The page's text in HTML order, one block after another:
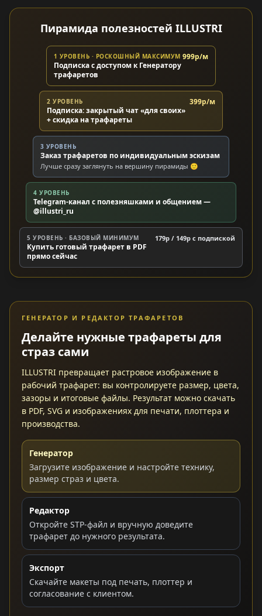
Пирамида полезностей ILLUSTRI
1 УРОВЕНЬ · РОСКОШНЫЙ МАКСИМУМ
Подписка с доступом к Генератору
трафаретов
999р/м
2 УРОВЕНЬ
Подписка: закрытый чат «для своих»
+ скидка на трафареты
399р/м
3 УРОВЕНЬ
Заказ трафаретов по индивидуальным эскизам
Лучше сразу заглянуть на вершину пирамиды 🙂
4 УРОВЕНЬ
Telegram-канал с полезняшками и общением —
@illustri_ru
5 УРОВЕНЬ · БАЗОВЫЙ МИНИМУМ
Купить готовый трафарет в PDF
прямо сейчас
179р / 149р c подпиской
ГЕНЕРАТОР И РЕДАКТОР ТРАФАРЕТОВ
Делайте нужные трафареты для
страз сами
ILLUSTRI превращает растровое изображение в
рабочий трафарет: вы контролируете размер, цвета,
зазоры и итоговые файлы. Результат можно скачать
в PDF, SVG и изображениях для печати, плоттера и
производства.
Генератор
Загрузите изображение и настройте технику,
размер страз и цвета.
Редактор
Откройте STP-файл и вручную доведите
трафарет до нужного результата.
Экспорт
Скачайте макеты под печать, плоттер и
согласование с клиентом.